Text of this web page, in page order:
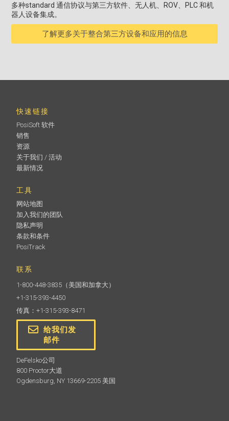
多种standard 通信协议与第三方软件、无人机、ROV、PLC 和机
器人设备集成。
了解更多关于整合第三方设备和应用的信息
快速链接
PosiSoft 软件
销售
资源
关于我们 / 活动
最新情况
工具
网站地图
加入我们的团队
隐私声明
条款和条件
PosiTrack
联系
1-800-448-3835 （美国和加拿大）
+1-315-393-4450
传真：+1-315-393-8471
给我们发
邮件
DeFelsko公司
800 Proctor大道
Ogdensburg, NY 13669-2205 美国